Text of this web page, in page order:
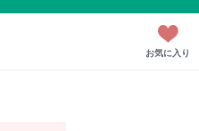
お気に入り